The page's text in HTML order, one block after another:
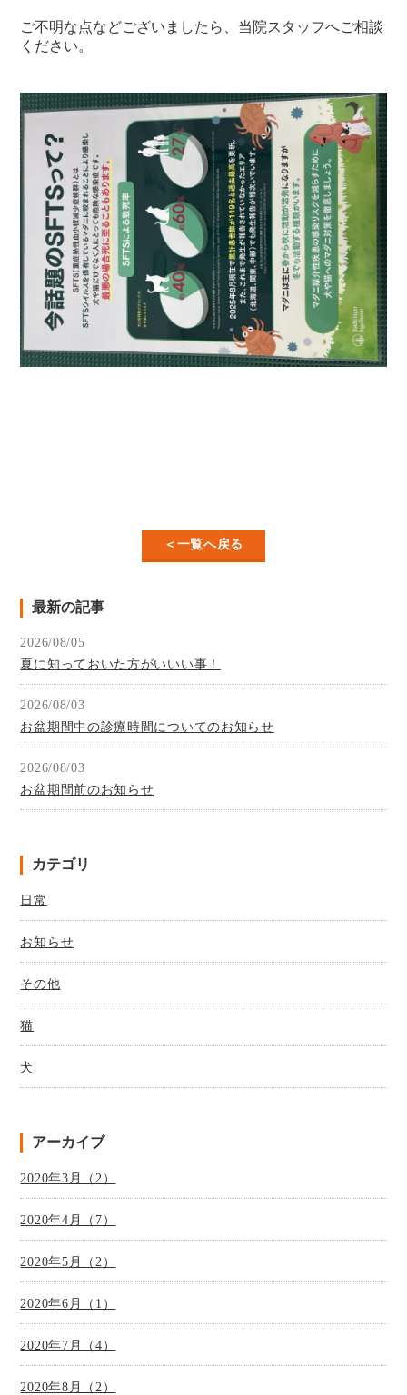
ご不明な点などございましたら、当院スタッフへご相談
ください。
＜一覧へ戻る
最新の記事
2026/08/05
夏に知っておいた方がいいい事！
2026/08/03
お盆期間中の診療時間についてのお知らせ
2026/08/03
お盆期間前のお知らせ
カテゴリ
日常
お知らせ
その他
猫
犬
アーカイブ
2020年3月（2）
2020年4月（7）
2020年5月（2）
2020年6月（1）
2020年7月（4）
2020年8月（2）